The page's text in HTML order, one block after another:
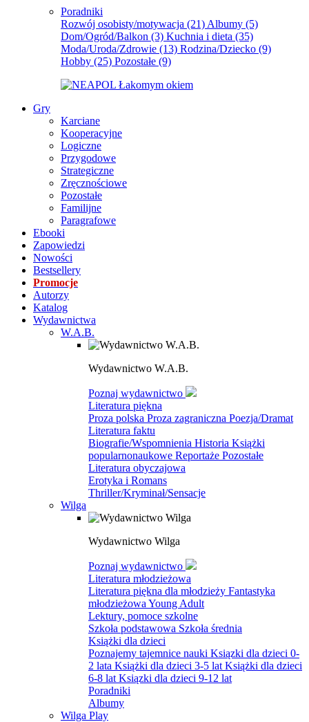
Poradniki
Rozwój osobisty/motywacja (21) Albumy (5)
Dom/Ogród/Balkon (3) Kuchnia i dieta (35)
Moda/Uroda/Zdrowie (13) Rodzina/Dziecko (9)
Hobby (25) Pozostałe (9)
Gry
Karciane
Kooperacyjne
Logiczne
Przygodowe
Strategiczne
Zręcznościowe
Pozostałe
Familijne
Paragrafowe
Ebooki
Zapowiedzi
Nowości
Bestsellery
Promocje
Autorzy
Katalog
Wydawnictwa
W.A.B.
Wydawnictwo W.A.B.
Poznaj wydawnictwo
Literatura piękna
Proza polska Proza zagraniczna Poezja/Dramat
Literatura faktu
Biografie/Wspomnienia Historia Książki
popularnonaukowe Reportaże Pozostałe
Literatura obyczajowa
Erotyka i Romans
Thriller/Kryminał/Sensacje
Wilga
Wydawnictwo Wilga
Poznaj wydawnictwo
Literatura młodzieżowa
Literatura piękna dla młodzieży Fantastyka
młodzieżowa Young Adult
Lektury, pomoce szkolne
Szkoła podstawowa Szkoła średnia
Książki dla dzieci
Poznajemy tajemnice nauki Ksiązki dla dzieci 0-
2 lata Książki dla dzieci 3-5 lat Książki dla dzieci
6-8 lat Ksiązki dla dzieci 9-12 lat
Poradniki
Albumy
Wilga Play